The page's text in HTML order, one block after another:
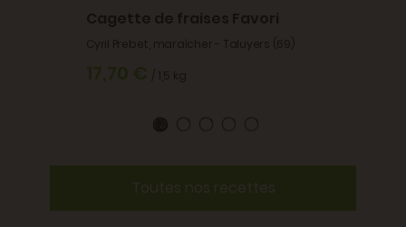
Toutes nos recettes